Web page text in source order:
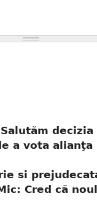
decizia
a vota alianţa
si
Cred că